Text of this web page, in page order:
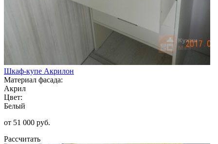
Шкаф-купе Акрилон
Материал фасада:
Акрил
Цвет:
Белый
от 51 000 руб.
Рассчитать